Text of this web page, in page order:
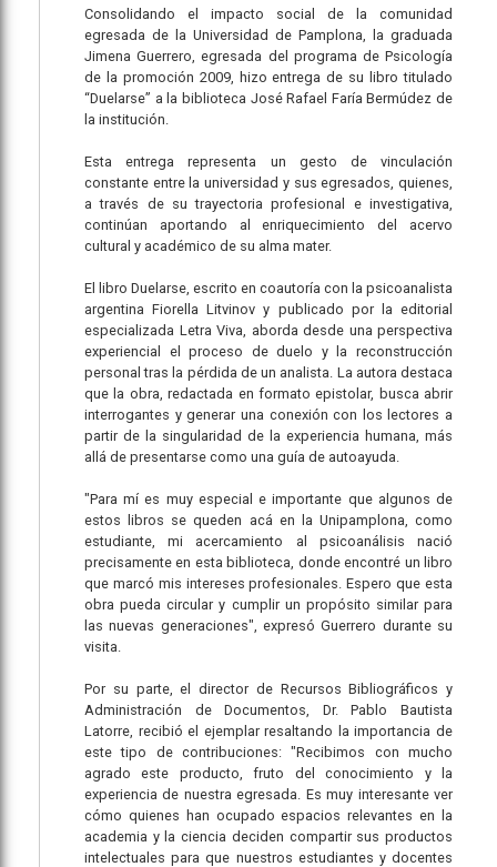
Consolidando el impacto social de la comunidad
egresada de la Universidad de Pamplona, la graduada
Jimena Guerrero, egresada del programa de Psicología
de la promoción 2009, hizo entrega de su libro titulado
“Duelarse” a la biblioteca José Rafael Faría Bermúdez de
la institución.
Esta entrega representa un gesto de vinculación
constante entre la universidad y sus egresados, quienes,
a través de su trayectoria profesional e investigativa,
continúan aportando al enriquecimiento del acervo
cultural y académico de su alma mater.
El libro Duelarse, escrito en coautoría con la psicoanalista
argentina Fiorella Litvinov y publicado por la editorial
especializada Letra Viva, aborda desde una perspectiva
experiencial el proceso de duelo y la reconstrucción
personal tras la pérdida de un analista. La autora destaca
que la obra, redactada en formato epistolar, busca abrir
interrogantes y generar una conexión con los lectores a
partir de la singularidad de la experiencia humana, más
allá de presentarse como una guía de autoayuda.
"Para mí es muy especial e importante que algunos de
estos libros se queden acá en la Unipamplona, como
estudiante, mi acercamiento al psicoanálisis nació
precisamente en esta biblioteca, donde encontré un libro
que marcó mis intereses profesionales. Espero que esta
obra pueda circular y cumplir un propósito similar para
las nuevas generaciones", expresó Guerrero durante su
visita.
Por su parte, el director de Recursos Bibliográficos y
Administración de Documentos, Dr. Pablo Bautista
Latorre, recibió el ejemplar resaltando la importancia de
este tipo de contribuciones: "Recibimos con mucho
agrado este producto, fruto del conocimiento y la
experiencia de nuestra egresada. Es muy interesante ver
cómo quienes han ocupado espacios relevantes en la
academia y la ciencia deciden compartir sus productos
intelectuales para que nuestros estudiantes y docentes